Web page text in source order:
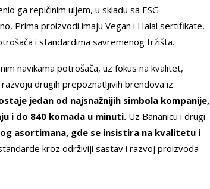
ga repičinim uljem, u skladu sa ESG
Prima proizvodi imaju Vegan i Halal sertifikate,
i standardima savremenog tržišta.
navikama potrošača, uz fokus na kvalitet,
drugih prepoznatljivih brendova iz
jedan od najsnažnijih simbola kompanije,
i do 840 komada u minuti. Uz Bananicu i drugi
asortimana, gde se insistira na kvalitetu i
kroz održiviji sastav i razvoj proizvoda